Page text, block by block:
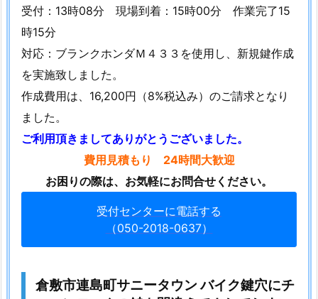
1.
8.
岡
山
倉
新
駅
マ
受付：13時08分 現場到着：15時00分 作業完了15
時15分
対応：ブランクホンダＭ４３３を使用し、新規鍵作成
を実施致しました。
作成費用は、16,200円（8%税込み）のご請求となり
ました。
ご利用頂きましてありがとうございました。
費用見積もり 24時間大歓迎
お困りの際は、お気軽にお問合せください。
受付センターに電話する
（050-2018-0637）
倉敷市連島町サニータウン バイク鍵穴にチ